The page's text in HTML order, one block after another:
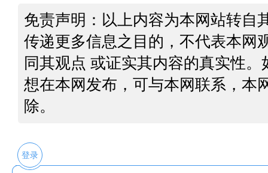
免责声明：以上内容为本网站转自
传递更多信息之目的，不代表本网
同其观点 或证实其内容的真实性
想在本网发布，可与本网联系，本
除。
登录